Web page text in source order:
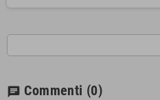
chat Commenti (0)